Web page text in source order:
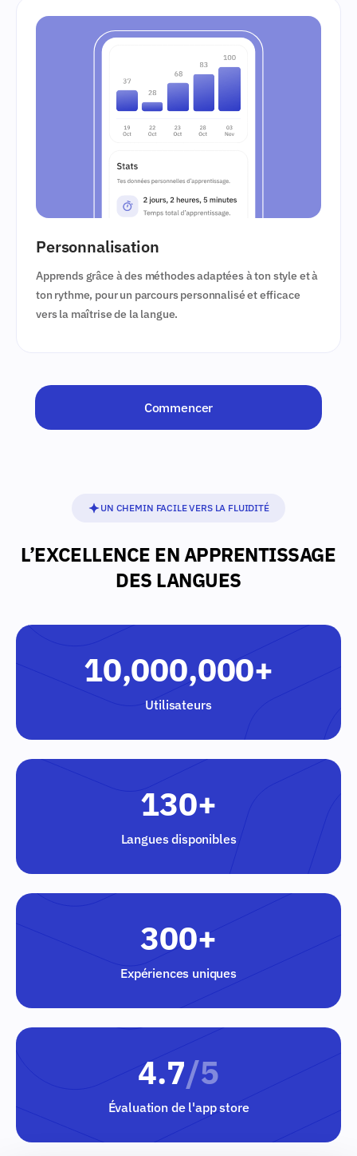
Personnalisation
Apprends grâce à des méthodes adaptées à ton style et à
ton rythme, pour un parcours personnalisé et efficace
vers la maîtrise de la langue.
Commencer
UN CHEMIN FACILE VERS LA FLUIDITÉ
L’EXCELLENCE EN APPRENTISSAGE
DES LANGUES
10,000,000+
Utilisateurs
130+
Langues disponibles
300+
Expériences uniques
4.7/5
Évaluation de l'app store